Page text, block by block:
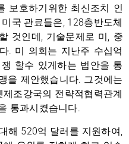
보호하기위한 최신조치 인
국 관료들은, 128층반도체
것인데, 기술문제로 미, 중
. 미 의회는 지난주 수십억
할수 있게하는 법안을 통
을 제안했습니다. 그것에는
조강국의 전략적협력관계
통과시켰습니다.
해 520억 달러를 지원하여,